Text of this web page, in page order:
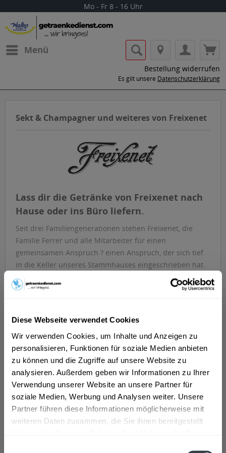
Diese Webseite verwendet Cookies
Wir verwenden Cookies, um Inhalte und Anzeigen zu
personalisieren, Funktionen für soziale Medien anbieten
zu können und die Zugriffe auf unsere Website zu
analysieren. Außerdem geben wir Informationen zu Ihrer
Verwendung unserer Website an unsere Partner für
soziale Medien, Werbung und Analysen weiter. Unsere
Partner führen diese Informationen möglicherweise mit
weiteren Daten zusammen, die Sie ihnen bereitgestellt
Mo - Fr 8 - 16 Uhr
Menü
Bestellung widerrufen
Es gilt unsere Datenschutzerklärung
Sekt & Champagner und weiteres von Freixenet
Lass dir die Getränke von Freixenet nach
Hause oder ins Büro liefern.
Seit drei Familiengenerationen stehen Freixenet, die
Familie Ferrer und alle Mitarbeiter für einen
gemeinsamen Anspruch ? einen Anspruch, der sich tief
in die Keller unseres Stammhauses eingeschrieben hat.
Es ist die Leidenschaft für eine besondere Qualität, die
verbindet. Freixenet setzt auf die traditionelle
Flasche. Doch wir gehen auch neue Wege, um unseren
Kunden innovative Produkte anbieten zu
können.>>>mehr
Filtern